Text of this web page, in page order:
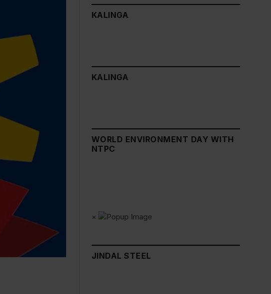
KALINGA
KALINGA
WORLD ENVIRONMENT DAY WITH
NTPC
×
JINDAL STEEL